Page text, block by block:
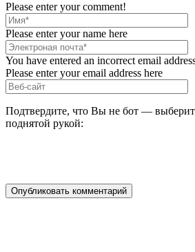
Please enter your comment!
Please enter your name here
You have entered an incorrect email
Please enter your email address here
Подтвердите, что Вы не бот —
поднятой рукой: